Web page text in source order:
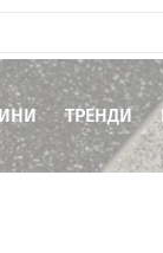
ТРЕНДИ